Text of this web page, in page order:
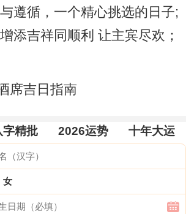
遵循，一个精心挑选的日子;
添吉祥同顺利 让主宾尽欢；
席吉日指南
字精批 2026运势 十年大运
女